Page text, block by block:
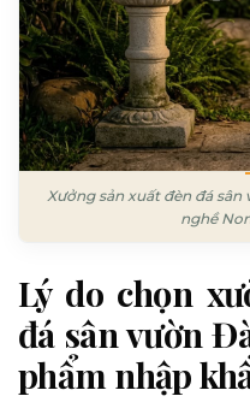
Xưởng sản xuất đèn đá
nghề
Lý do chọn
đá sân vườn
phẩm nhập